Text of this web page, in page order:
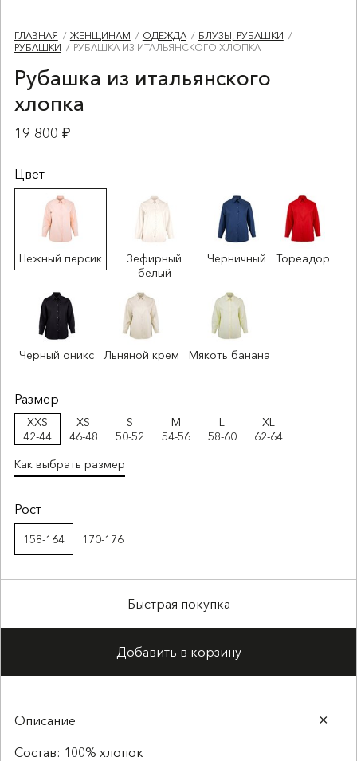
ГЛАВНАЯ ЖЕНЩИНАМ ОДЕЖДА
БЛУЗЫ, РУБАШКИ
РУБАШКИ
РУБАШКА ИЗ ИТАЛЬЯНСКОГО ХЛОПКА
Рубашка из итальянского
хлопка
19 800 ₽
Цвет
Нежный персик
Зефирный
белый
Черничный Тореадор
Черный оникс Льняной крем Мякоть банана
Размер
XXS
42-44
XS
46-48
S
50-52
M
54-56
L
58-60
XL
62-64
Как выбрать размер
Рост
158-164 170-176
Быстрая покупка
Добавить в корзину
Описание
Состав: 100% хлопок